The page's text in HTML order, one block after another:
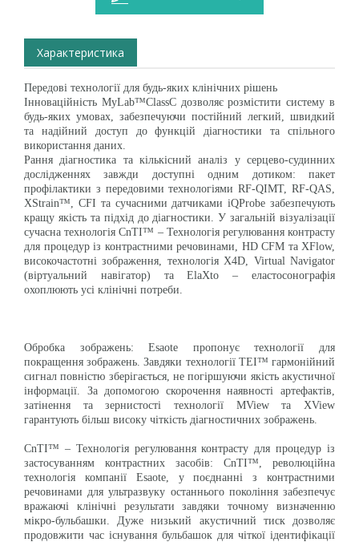
Характеристика
Передові технології для будь-яких клінічних рішень
Інноваційність MyLab™ClassC дозволяє розмістити систему в
будь-яких умовах, забезпечуючи постійний легкий, швидкий
та надійний доступ до функцій діагностики та спільного
використання даних.
Рання діагностика та кількісний аналіз у серцево-судинних
дослідженнях завжди доступні одним дотиком: пакет
профілактики з передовими технологіями RF-QIMT, RF-QAS,
XStrain™, CFI та сучасними датчиками iQProbe забезпечують
кращу якість та підхід до діагностики. У загальній візуалізації
сучасна технологія CnTI™ – Технологія регулювання контрасту
для процедур із контрастними речовинами, HD CFM та XFlow,
високочастотні зображення, технологія X4D, Virtual Navigator
(віртуальний навігатор) та ElaXto – еластосонографія
охоплюють усі клінічні потреби.
Обробка зображень: Esaote пропонує технології для
покращення зображень. Завдяки технології TEI™ гармонійний
сигнал повністю зберігається, не погіршуючи якість акустичної
інформації. За допомогою скорочення наявності артефактів,
затінення та зернистості технології MView та XView
гарантують більш високу чіткість діагностичних зображень.
CnTI™ – Технологія регулювання контрасту для процедур із
застосуванням контрастних засобів: CnTI™, революційна
технологія компанії Esaote, у поєднанні з контрастними
речовинами для ультразвуку останнього покоління забезпечує
вражаючі клінічні результати завдяки точному визначенню
мікро-бульбашки. Дуже низький акустичний тиск дозволяє
продовжити час існування бульбашок для чіткої ідентифікації